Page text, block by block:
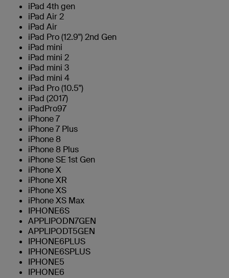
iPad 4th gen
iPad Air 2
iPad Air
iPad Pro (12.9") 2nd Gen
iPad mini
iPad mini 2
iPad mini 3
iPad mini 4
iPad Pro (10.5")
iPad (2017)
iPadPro97
iPhone 7
iPhone 7 Plus
iPhone 8
iPhone 8 Plus
iPhone SE 1st Gen
iPhone X
iPhone XR
iPhone XS
iPhone XS Max
IPHONE6S
APPLIPODN7GEN
APPLIPODT5GEN
IPHONE6PLUS
IPHONE6SPLUS
IPHONE5
IPHONE6